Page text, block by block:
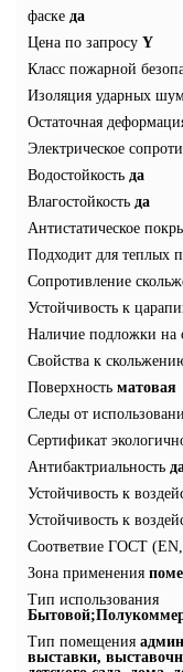
фаске да
Цена по запросу Y
Класс пожарной
Изоляция ударных
Остаточная
Электрическое
Водостойкость да
Влагостойкость да
Антистатическое
Подходит для теплых
Сопротивление
Устойчивость к
Наличие подложки на
Свойства к
Поверхность матовая
Следы от
Сертификат
Антибактриальность
Устойчивость к
Устойчивость к
Соответвие ГОСТ
Зона применения
Тип использования
Тип помещения
выставки,